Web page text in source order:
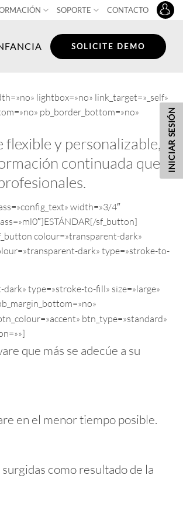
SOPORTE CONTACTO
SOLICITE DEMO
lightbox=»no» link_target=»_self»
pb_border_bottom=»no»
y personalizable,
continuada que le
width=»3/4″
sf_button]
colour=»transparent-dark»
dark» type=»stroke-to-
type=»stroke-to-fill» size=»large»
btn_type=»standard»
que más se adecúe a su
en el menor tiempo posible.
como resultado de la
INICIAR SESIÓN